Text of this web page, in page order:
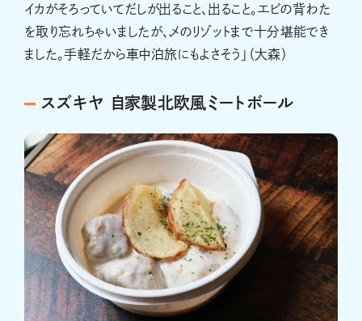
イカがそろっていてだしが出ること、出ること。エビの背わた
を取り忘れちゃいましたが、〆のリゾットまで十分堪能でき
ました。手軽だから車中泊旅にもよさそう」（大森）
スズキヤ 自家製北欧風ミートボール